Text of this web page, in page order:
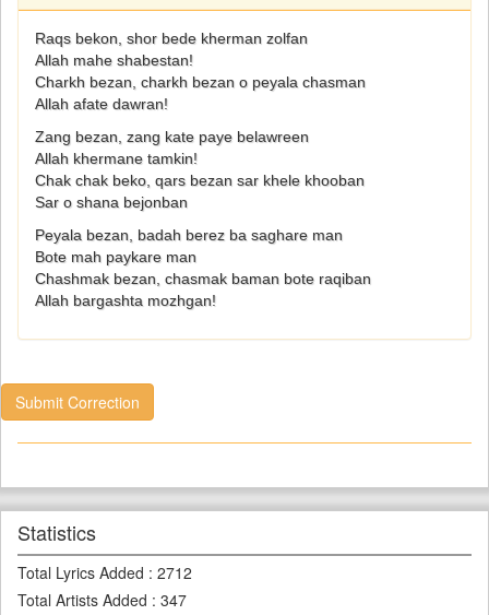
Raqs bekon, shor bede kherman zolfan
Allah mahe shabestan!
Charkh bezan, charkh bezan o peyala chasman
Allah afate dawran!
Zang bezan, zang kate paye belawreen
Allah khermane tamkin!
Chak chak beko, qars bezan sar khele khooban
Sar o shana bejonban
Peyala bezan, badah berez ba saghare man
Bote mah paykare man
Chashmak bezan, chasmak baman bote raqiban
Allah bargashta mozhgan!
Submit Correction
Statistics
Total Lyrics Added : 2712
Total Artists Added : 347